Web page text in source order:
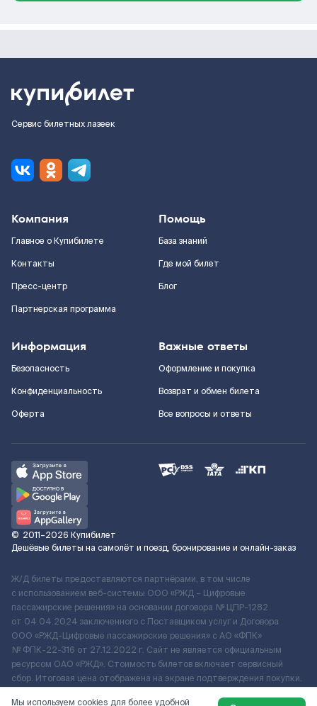
Сервис билетных лазеек
Компания
Главное о Купибилете
Контакты
Пресс-центр
Партнерская программа
Помощь
База знаний
Где мой билет
Блог
Информация
Безопасность
Конфиденциальность
Оферта
Важные ответы
Оформление и покупка
Возврат и обмен билета
Все вопросы и ответы
© 2011–2026 Купибилет
Дешёвые билеты на самолёт и поезд, бронирование и онлайн-заказ
Ж/Д билеты предоставляются партнёрами, в том числе
с использованием веб-системы ООО «РЖД – Цифровые
пассажирские решения» на основании договора № ЦПР-1282
от 04.04.2024 заключенного с Поставщиком услуг и Договора
ООО «РЖД-Цифровые пассажирские решения» c АО «ФПК»
№ ФПК-22-316 от 27.12.2022 г. Сайт не является официальным
ресурсом ОАО «РЖД». Стоимость билетов включает сервисный
сбор. Итоговая цена отображена на экране подтверждения покупки.
Мы используем cookies для более удобной